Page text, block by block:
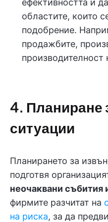
ефективността и
областите, които
подобрение.
продажбите,
производителност
4. Планиране
ситуации
Планирането за
подготвя
неочаквани събития
фирмите разчитат на
на риска, за да